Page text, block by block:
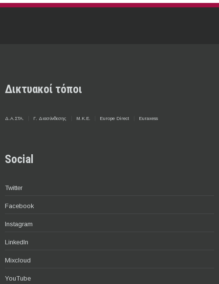
Δικτυακοί τόποι
Δ.Α.ΣΤΑ. Γ. Διασύνδεσης Μ.Κ.Ε. Europe Direct Euraxess
Social
Twitter
Facebook
Instagram
LinkedIn
Mixcloud
YouTube